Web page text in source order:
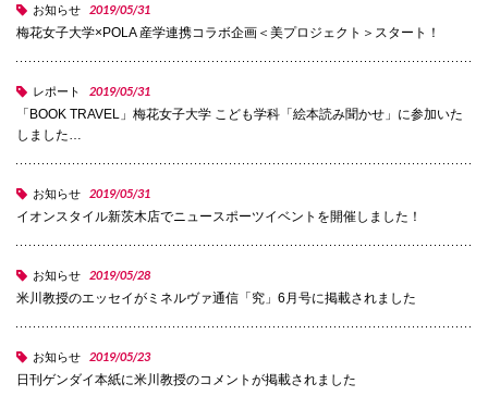
国際交流
産学連携
お知らせ 2019/05/31
梅花女子大学×POLA 産学連携コラボ企画＜美プロジェクト＞スタート！
レポート 2019/05/31
「BOOK TRAVEL」梅花女子大学 こども学科「絵本読み聞かせ」に参加いた
しました…
お知らせ 2019/05/31
イオンスタイル新茨木店でニュースポーツイベントを開催しました！
お知らせ 2019/05/28
米川教授のエッセイがミネルヴァ通信「究」6月号に掲載されました
お知らせ 2019/05/23
日刊ゲンダイ本紙に米川教授のコメントが掲載されました